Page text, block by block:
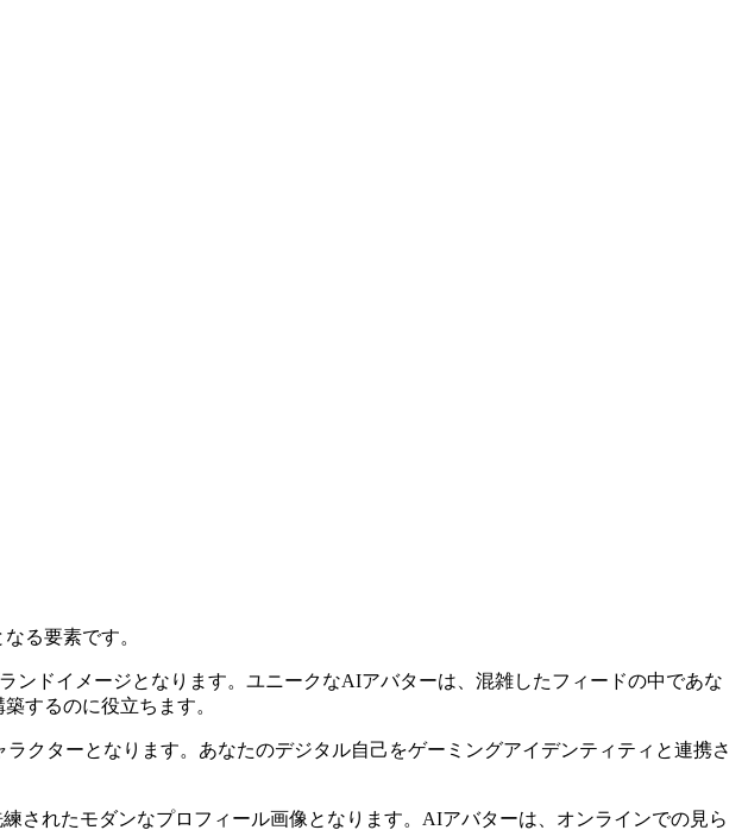
る要素です。
ランドイメージとなります。ユニークなAIアバターは、混雑したフィードの中であな
するのに役立ちます。
クターとなります。あなたのデジタル自己をゲーミングアイデンティティと連携さ
されたモダンなプロフィール画像となります。AIアバターは、オンラインでの見ら